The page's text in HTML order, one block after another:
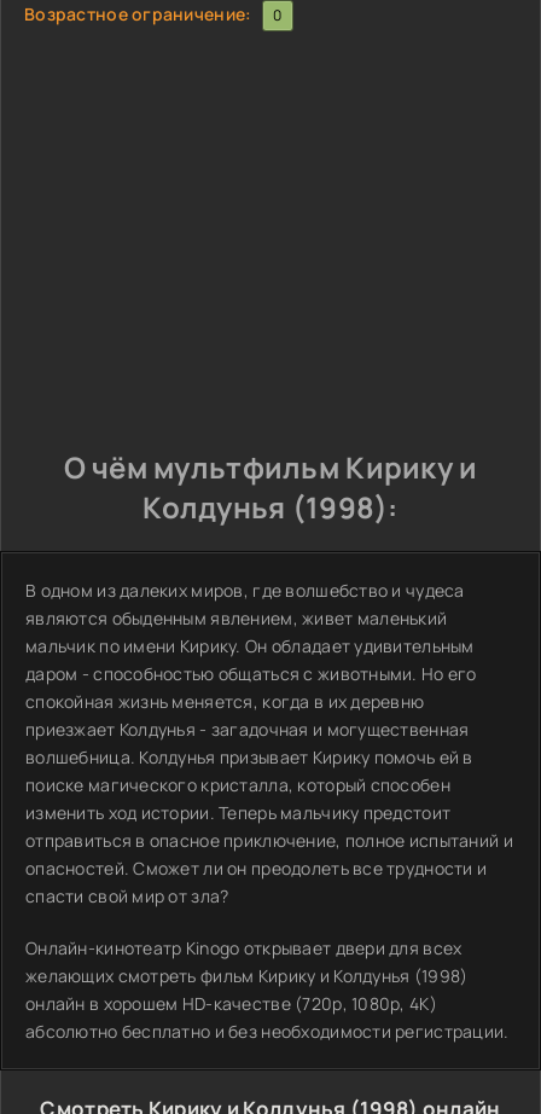
Возрастное ограничение: 0
О чём мультфильм Кирику и
Колдунья (1998):
В одном из далеких миров, где волшебство и чудеса
являются обыденным явлением, живет маленький
мальчик по имени Кирику. Он обладает удивительным
даром - способностью общаться с животными. Но его
спокойная жизнь меняется, когда в их деревню
приезжает Колдунья - загадочная и могущественная
волшебница. Колдунья призывает Кирику помочь ей в
поиске магического кристалла, который способен
изменить ход истории. Теперь мальчику предстоит
отправиться в опасное приключение, полное испытаний и
опасностей. Сможет ли он преодолеть все трудности и
спасти свой мир от зла?
Онлайн-кинотеатр Kinogo открывает двери для всех
желающих смотреть фильм Кирику и Колдунья (1998)
онлайн в хорошем HD-качестве (720p, 1080p, 4K)
абсолютно бесплатно и без необходимости регистрации.